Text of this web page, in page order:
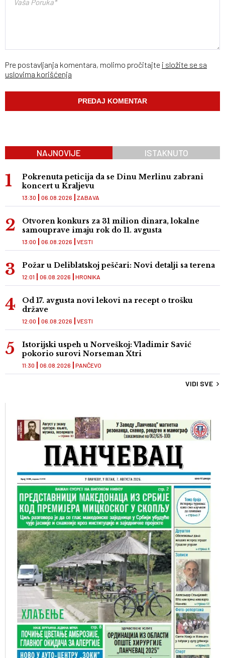
Pre postavljanja komentara, molimo pročitajte i složite se sa
uslovima korišćenja
NAJNOVIJE ISTAKNUTO
Pokrenuta peticija da se Dinu Merlinu zabrani
koncert u Kraljevu
ZABAVA
13:30 06.08.2026
Otvoren konkurs za 31 milion dinara, lokalne
samouprave imaju rok do 11. avgusta
VESTI
13:00 06.08.2026
Požar u Deliblatskoj peščari: Novi detalji sa terena
HRONIKA
12:01 06.08.2026
Od 17. avgusta novi lekovi na recept o trošku
države
VESTI
12:00 06.08.2026
Istorijski uspeh u Norveškoj: Vladimir Savić
pokorio surovi Norseman Xtri
PANČEVO
11:30 06.08.2026
VIDI SVE